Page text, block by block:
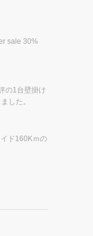
sale 30%
の1台壁掛け
した。
ド160Kｍの